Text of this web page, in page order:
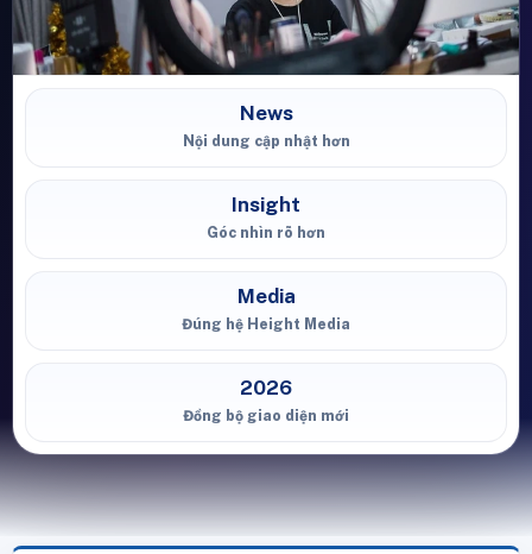
News
Nội dung cập nhật hơn
Insight
Góc nhìn rõ hơn
Media
Đúng hệ Height Media
2026
Đồng bộ giao diện mới